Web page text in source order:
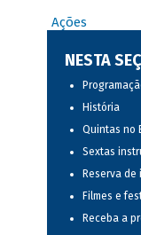
Ações
NESTA
História
Quintas no
Sextas
Reserva de
Filmes e
Receba a